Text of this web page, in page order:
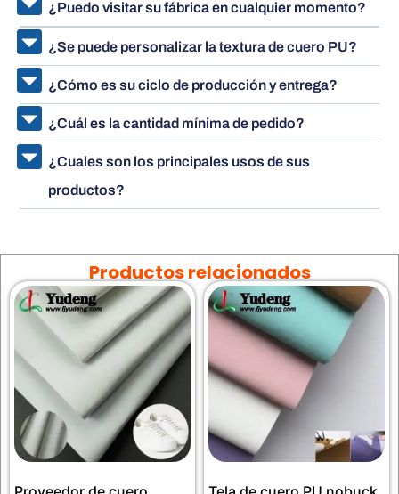
¿Puedo visitar su fábrica en cualquier momento?
¿Se puede personalizar la textura de cuero PU?
¿Cómo es su ciclo de producción y entrega?
¿Cuál es la cantidad mínima de pedido?
¿Cuales son los principales usos de sus
productos?
Productos relacionados